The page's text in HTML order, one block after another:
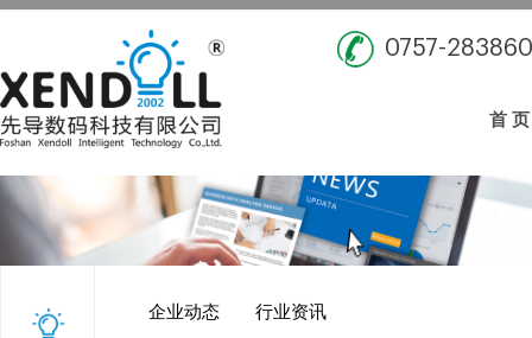
0757-
首 页
企业动态 行业资讯